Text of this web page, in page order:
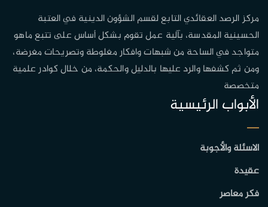
مركز الرصد العقائدي التابع لقسم الشؤون الدينية في العتبة
الحسينية المقدسة، بآلية عمل تقوم بشكل أساس على تتبع ماهو
متواجد في الساحة من شبهات وافكار مغلوطة وتصريحات مغرضة،
ومن ثم كشفها والرد عليها بالدليل والحكمة، من خلال كوادر علمية
متخصصة
الأبواب الرئيسية
الاسئلة والأجوبة
عقيدة
فكر معاصر